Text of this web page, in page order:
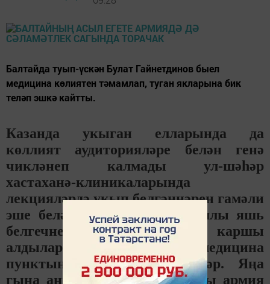
Балтайда туып-үскән Булат Гайнетдинов быел
медицина көлиятен тәмамлап, туган якларына бик
теләп эшкә кайтты.
Казанда укыган елларында да
көллият аудиторияләре белән генә
чикләнеп калмады ул-шәһәр
хастаханә-клиникаларында
лекцияләрдә укып белгәннәрен гамәли
эше белән ныгытты. Дипломлы яшь
белгечне районда көтеп каршы
алдылар һәм Ябалак авыл медицина
пунктына эшкә билгеләделәр. Яңа
гына аны туганнары, дуслары армия